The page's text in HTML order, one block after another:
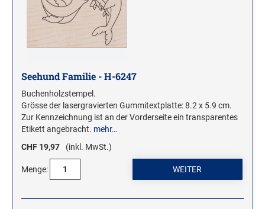
Seehund Familie - H-6247
Buchenholzstempel.
Grösse der lasergravierten Gummitextplatte: 8.2 x 5.9 cm.
Zur Kennzeichnung ist an der Vorderseite ein transparentes
Etikett angebracht. mehr…
CHF 19,97
(inkl. MwSt.)
Menge: